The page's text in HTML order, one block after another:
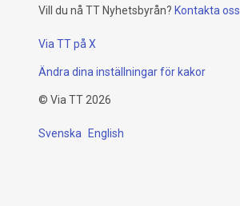
Vill du nå TT Nyhetsbyrån? Kontakta oss
Via TT på X
Ändra dina inställningar för kakor
© Via TT2026
Svenska English